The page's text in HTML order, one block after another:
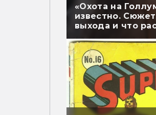
«Охота на
известно.
выхода и что